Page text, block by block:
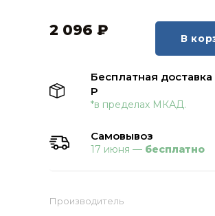
Производитель
2 096 ₽ В
Бесплатная
Р
*в пределах МКАД.
Самовывоз
17 июня — бесплатно